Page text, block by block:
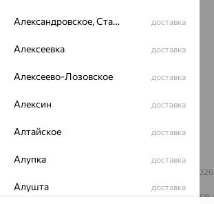
Магазины и доставка
еще 3
8 (800) 250-02-30
– 2026
Архив акций
На информационном ресурсе применяются
Александровское, Ставропольский край доставка
Алексеевка доставка
Алексеево-Лозовское доставка
Алексин доставка
Алтайское доставка
Алупка доставка
Алушта доставка